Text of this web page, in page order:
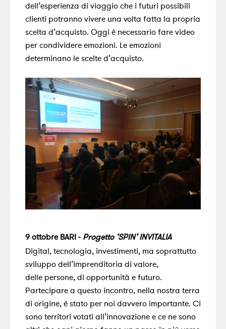
dell’esperienza di viaggio che i futuri possibili
clienti potranno vivere una volta fatta la propria
scelta d’acquisto. Oggi è necessario fare video
per condividere emozioni. Le emozioni
determinano le scelte d’acquisto.
9 ottobre BARI - Progetto ‘SPIN’ INVITALIA
Digital, tecnologia, investimenti, ma soprattutto
sviluppo dell’imprenditoria di valore,
delle persone, di opportunità e futuro.
Partecipare a questo incontro, nella nostra terra
di origine, è stato per noi davvero importante. Ci
sono territori votati all’innovazione e ce ne sono